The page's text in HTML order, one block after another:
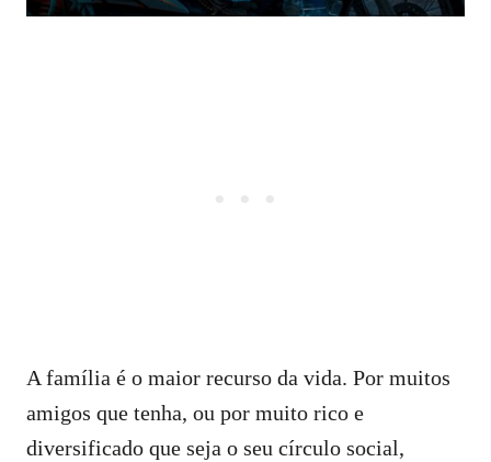
A família é o maior recurso da vida. Por muitos
amigos que tenha, ou por muito rico e
diversificado que seja o seu círculo social,